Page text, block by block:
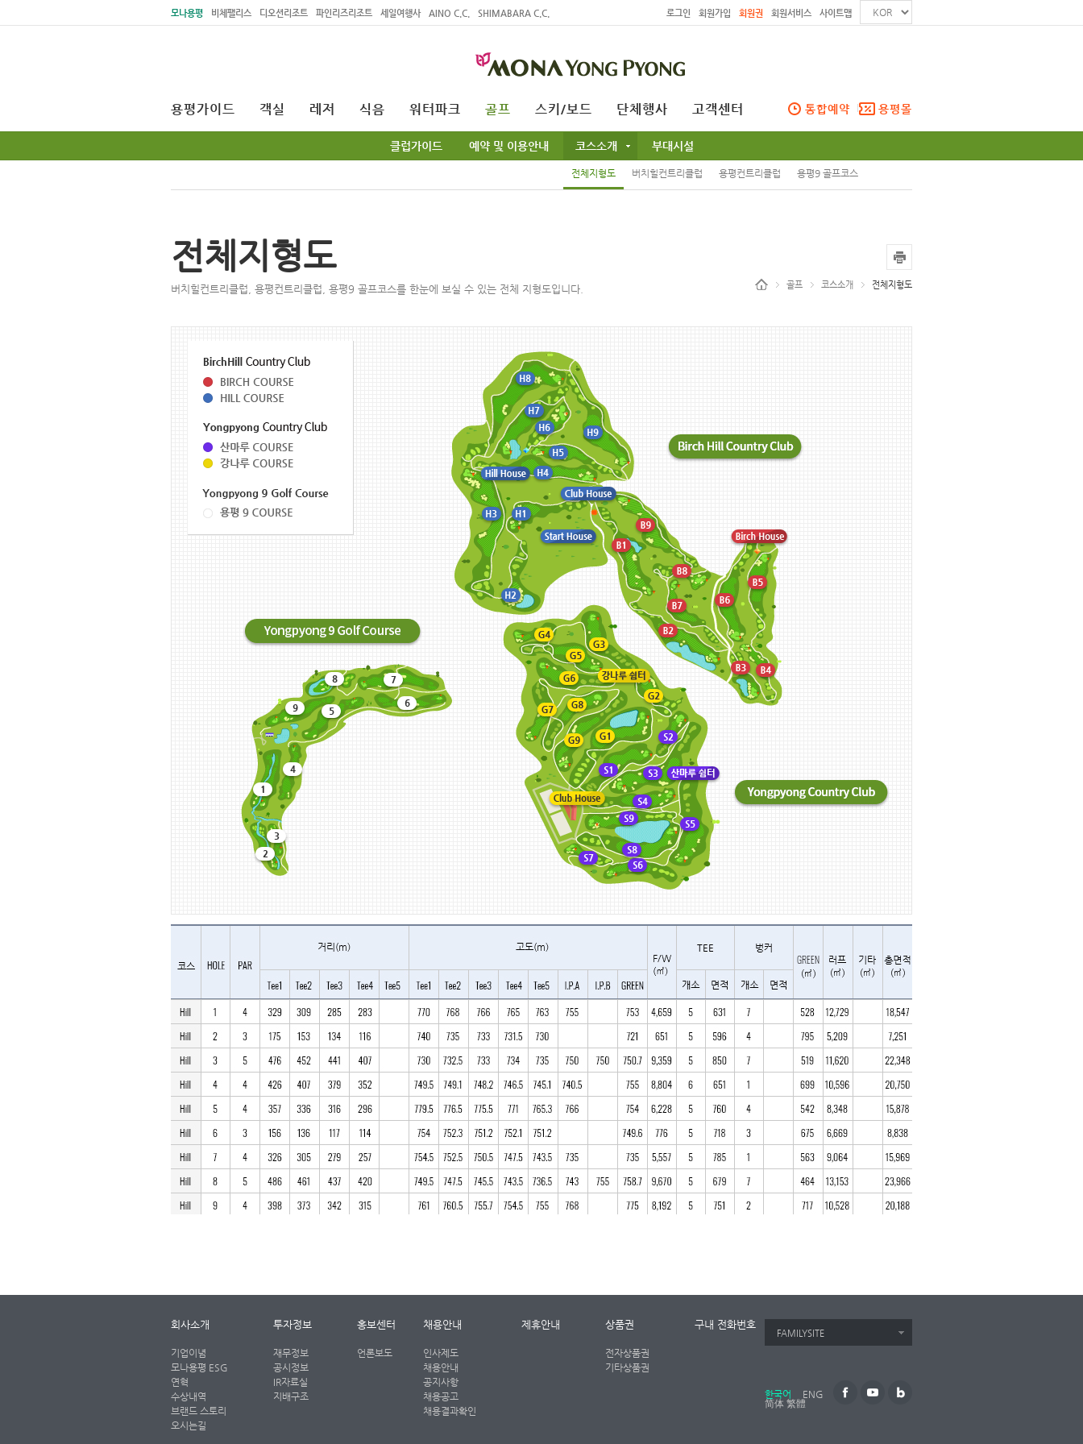
모나용평 비체팰리스 디오션리조트 파인리즈리조트 세일여행사 AINO C.C. SHIMABARA C.C. 로그인 회원가입 회원권 회원서비스 사이트맵
용평가이드 객실 레저 식음 워터파크 골프
클럽가이드 예약 및 이용안내 코스소개
전체지형도 버치힐컨트리클럽 용평컨트리클럽 용평9 골프코스
부대시설
스키/보드 단체행사 고객센터 통합예약 용평몰
전체지형도
버치힐컨트리클럽, 용평컨트리클럽, 용평9 골프코스를 한눈에 보실 수 있는 전체 지형도입니다. 골프 코스소개 전체지형도
회사소개
기업이념
모나용평 ESG
연혁
수상내역
브랜드 스토리
오시는길
투자정보
재무정보
공시정보
IR자료실
지배구조
홍보센터
언론보도
채용안내
인사제도
채용안내
공지사항
채용공고
채용결과확인
제휴안내 상품권
전자상품권
기타상품권
구내 전화번호
FAMILYSITE
한국어
ENG
简体 繁體